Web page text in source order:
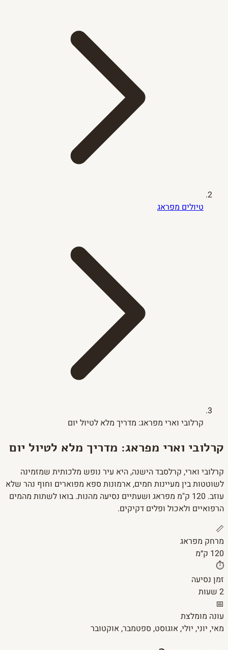
טיולים מפראג
קרלובי וארי מפראג: מדריך מלא לטיול יום
קרלובי וארי מפראג: מדריך מלא לטיול יום
קרלובי וארי, קרלסבד הישנה, היא עיר נופש מלכותית שמזמינה
לשוטטות בין מעיינות חמים, ארמונות ספא מפוארים וחוף נהר שלא
עוזב. 120 ק"מ מפראג ושעתיים נסיעה מהנות. בואו לשתות מהמים
הרפואיים ולאכול ופלים דקיקים.
📏
מרחק מפראג
120 ק״מ
⏱️
זמן נסיעה
2 שעות
📅
עונה מומלצת
מאי, יוני, יולי, אוגוסט, ספטמבר, אוקטובר